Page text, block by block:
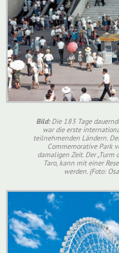
Bild:Die 183 Tage
war die erste
teilnehmenden Ländern.
Commemorative Park
damaligen Zeit. Der „Turm
Taro, kann mit einer
werden. (Foto: